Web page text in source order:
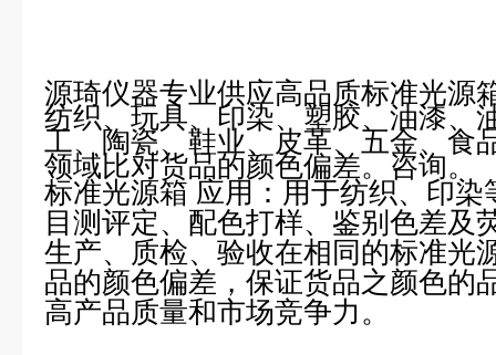
源琦仪器专业供应高品质标准光源
纺织、玩具、印染、塑胶、油漆、
工、陶瓷、鞋业、皮革、五金、食
领域比对货品的颜色偏差。咨询。
标准光源箱 应用： 用于纺织、印染
目测评定、配色打样、鉴别色差及
生产、质检、验收在相同的标准光
品的颜色偏差，保证货品之颜色的
高产品质量和市场竞争力。